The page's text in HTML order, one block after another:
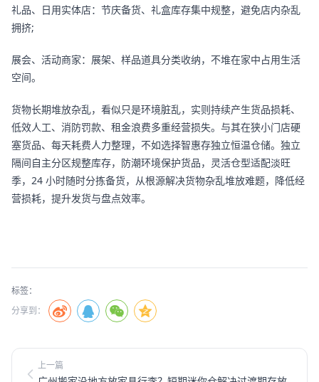
礼品、日用实体店：节庆备货、礼盒库存集中规整，避免店内杂乱
拥挤;
展会、活动商家：展架、样品道具分类收纳，不堆在家中占用生活
空间。
货物长期堆放杂乱，看似只是环境脏乱，实则持续产生货品损耗、
低效人工、消防罚款、租金浪费多重经营损失。与其在狭小门店硬
塞货品、每天耗费人力整理，不如选择智惠存独立恒温仓储。独立
隔间自主分区规整库存，防潮环境保护货品，灵活仓型适配淡旺
季，24 小时随时分拣备货，从根源解决货物杂乱堆放难题，降低经
营损耗，提升发货与盘点效率。
标签：
分享到：
上一篇